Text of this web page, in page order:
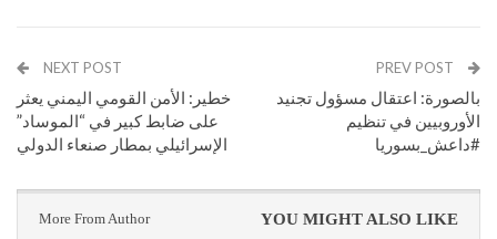
بالصورة: اعتقال مسؤول تجنيد
الأوروبيين في تنظيم
#داعش_بسوريا
NEXT POST
خطير: الأمن القومي اليمني يعثر
على ضابط كبير في “الموساد”
الإسرائيلي بمطار صنعاء الدولي
YOU MIGHT ALSO LIKE
More From Author